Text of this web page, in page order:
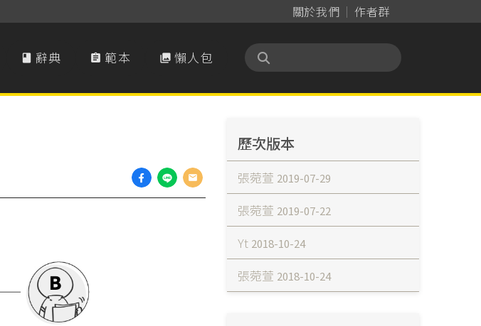
關於我們 作者群
 辭典  範本  懶人包
歷次版本
張菀萱 2019-07-29
張菀萱 2019-07-22
Yt 2018-10-24
張菀萱 2018-10-24